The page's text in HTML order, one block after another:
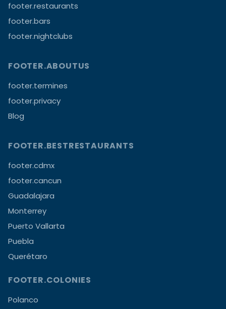
footer.restaurants
footer.bars
footer.nightclubs
FOOTER.ABOUTUS
footer.termines
footer.privacy
Blog
FOOTER.BESTRESTAURANTS
footer.cdmx
footer.cancun
Guadalajara
Monterrey
Puerto Vallarta
Puebla
Querétaro
FOOTER.COLONIES
Polanco